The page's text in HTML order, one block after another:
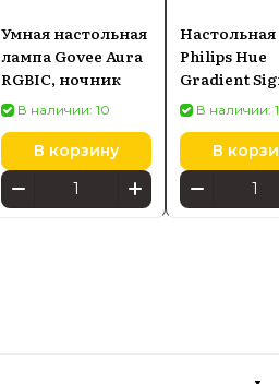
Умная настольная
лампа Govee Aura
RGBIC, ночник
В наличии: 10
В корзину
Philips Hue
Gradient
черный
В наличии:
В